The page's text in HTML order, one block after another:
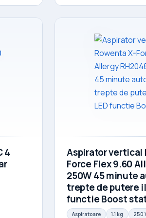
4
Aspirator vertical
Force Flex 9.60
250W 45 minute
trepte de putere
functie Boost
Aspiratoare 1.1 kg 250